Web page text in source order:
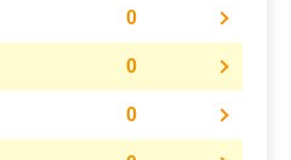
0
0
0